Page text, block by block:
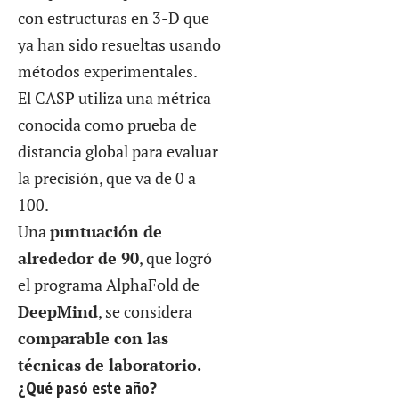
con estructuras en 3-D que
ya han sido resueltas usando
métodos experimentales.
El CASP utiliza una métrica
conocida como prueba de
distancia global para evaluar
la precisión, que va de 0 a
100.
Una puntuación de
alrededor de 90, que logró
el programa AlphaFold de
DeepMind, se considera
comparable con las
técnicas de laboratorio.
¿Qué pasó este año?